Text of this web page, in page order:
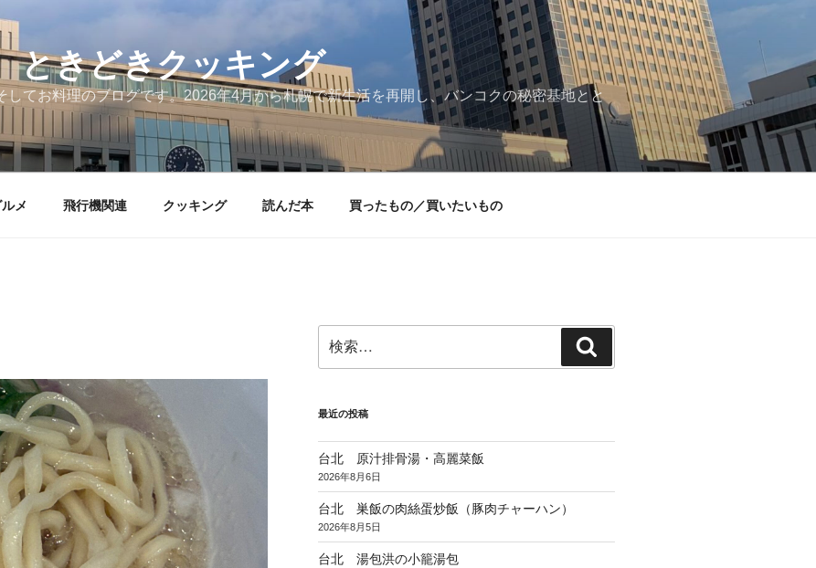
ときどきクッキング
してお料理のブログです。2026年4月から札幌で新生活を再開し、バンコクの秘密基地とと
メ 飛行機関連 クッキング 読んだ本 買ったもの／買いたいもの
索:
索
最近の投稿
台北 原汁排骨湯・高麗菜飯
2026年8月6日
台北 巣飯の肉絲蛋炒飯（豚肉チャーハン）
2026年8月5日
台北 湯包洪の小籠湯包